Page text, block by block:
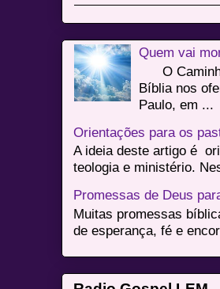
Quem vai
O
Bíblia nos
Paulo, em ...
Orientações para os
A ideia deste artigo é
teologia e ministério.
Promessas de Deus
Muitas promessas
de esperança, fé e